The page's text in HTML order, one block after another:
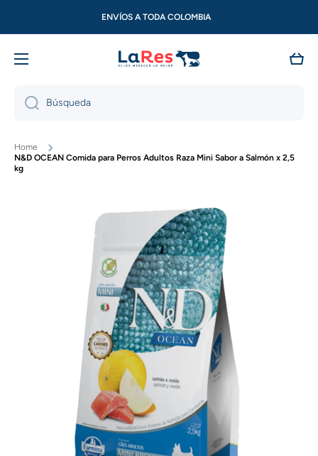
Ir directamente al contenidoENVÍOS A TODA COLOMBIA
Búsqueda
Home
N&D OCEAN Comida para Perros Adultos Raza Mini Sabor a Salmón x 2,5
kg
Ir directamente a la información del producto